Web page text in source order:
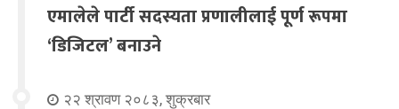
एमालेले पार्टी सदस्यता प्रणालीलाई पूर्ण रूपमा
‘डिजिटल’ बनाउने
२२ श्रावण २०८३, शुक्रबार